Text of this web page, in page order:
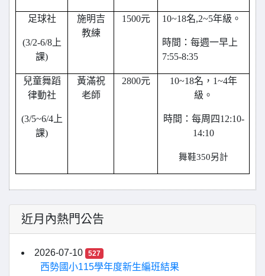
足球社
(3/2-6/8上
課)
施明吉
教練
1500元 10~18名,2~5年級。
時間：每週一早上
7:55-8:35
兒童舞蹈
律動社
(3/5~6/4上
課)
黃滿祝
老師
2800元 10~18名，1~4年
級。
時間：每周四12:10-
14:10
舞鞋350另計
近月內熱門公告
2026-07-10 527
西勢國小115學年度新生編班結果